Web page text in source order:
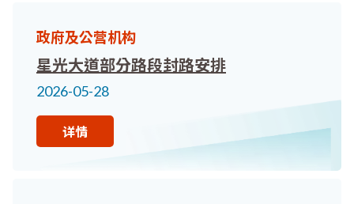
政府及公营机构
星光大道部分路段封路安排
2026-05-28
详情